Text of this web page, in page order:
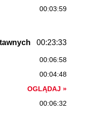
00:03:59
00:23:33
00:06:58
00:04:48
OGLĄDAJ »
00:06:32